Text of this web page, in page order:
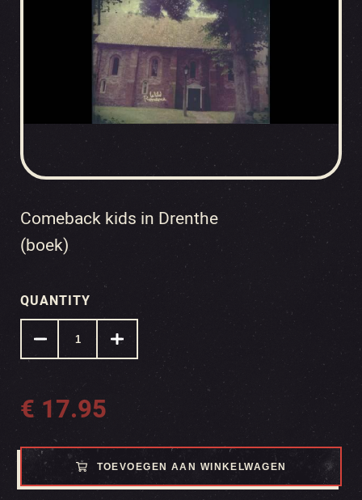
Comeback kids in Drenthe
(boek)
QUANTITY
€ 17.95
TOEVOEGEN AAN WINKELWAGEN